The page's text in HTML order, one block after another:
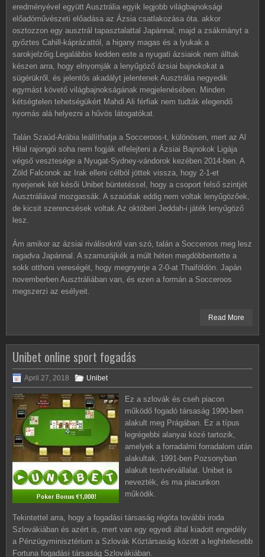
eredményével együtt Ausztrália egyik legjobb világbajnoksági
előadóművészeti előadása az Ázsia csatlakozása óta. akkor
osztozzon egy ausztrál tapasztalattal Japánnal, majd a zsákmányt a
győztes Cahill-káprázattól, a higany magas és a lyukak a
sarokjelzőig.Legalábbis kedden este a nyugati ázsiaiok nem álltak
készen arra, hogy elnyomják a lenyűgöző ázsiai bajnokokat a
sügérükről, és jelentős akadályt jelentenek Ausztrália negyedik
egymást követő világbajnokságának megjelenésében. Minden
kétségtelen tehetségükért Mahdi Ali férfiak nem tudták elegendő
nyomás alá helyezni a hűvös látogatókat.
Talán Szaúd-Arábia leállíthatja a Socceroos-t, különösen, mert az Al
Hilal rajongói soha nem fogják elfelejteni a Ázsiai Bajnokok Ligája
végső vesztesége a Nyugat-Sydney-vándorok kezében 2014-ben. A
Zöld Falconok az Irak elleni célból jöttek vissza, hogy 2-1-et
nyerjenek két késői Unibet büntetéssel, hogy a csoport felső szintjét
Ausztráliával mozgassák. A szaúdiak eddig nem voltak lenyűgözőek,
de kicsit szerencsések voltak.Az októberi Jeddah-i játék lenyűgöző
lesz.
Ám amikor az ázsiai riválisokról van szó, talán a Socceroos meg lesz
ragadva Japánnal. A szamurájkék a múlt héten megdöbbentette a
sokk otthoni vereségét, hogy megnyerje a 2-0-at Thaiföldön. Japán
novemberben Ausztráliában van, és ezen a formán a Socceroos
megszerzi az esélyeit.
Read More
Unibet online sport fogadás
April 27, 2018 Unibet
Ez a szlovák és cseh piacon
működő fogadó társaság 1990-ben
alakult meg Prágában. Ez a típus
legrégebbi alanyai közé tartozik,
amelyek a forradalmi forradalom után
alakultak. 1991-ben Pozsonyban
alakult testvérvállalat. Unibet is
nevezték, és ma piacunkon
működik.
Tekintettel arra, hogy a fogadási társaság régóta további iroda
Szlovákiában és azért is, mert van egy egyedi által kiadott engedély
a Pénzügyminisztérium a Szlovák Köztársaság között a leghitelesebb
Fortuna fogadási társaság Szlovákiában.